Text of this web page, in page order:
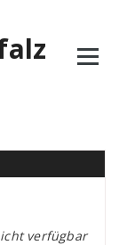
verfügbar